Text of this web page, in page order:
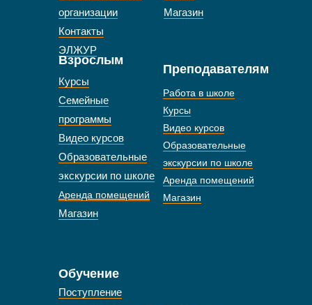
организации
Контакты
ЭЛЖУР
Магазин
Взрослым
Обучение
Курсы
Семейные
программы
Видео курсов
Образовательные
экскурсии по школе
Аренда помещений
Магазин
Преподавателям
Работа в школе
Курсы
Видео курсов
Образовательные
экскурсии по школе
Аренда помещений
Магазин
Поступление